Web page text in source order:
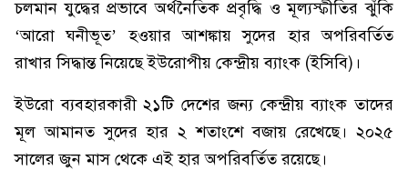
চলমান যুদ্ধের প্রভাবে অর্থনৈতিক প্রবৃদ্ধি ও মূল্যস্ফীতির ঝুঁকি
‘আরো ঘনীভূত’ হওয়ার আশঙ্কায় সুদের হার অপরিবর্তিত
রাখার সিদ্ধান্ত নিয়েছে ইউরোপীয় কেন্দ্রীয় ব্যাংক (ইসিবি)।
ইউরো ব্যবহারকারী ২১টি দেশের জন্য কেন্দ্রীয় ব্যাংক তাদের
মূল আমানত সুদের হার ২ শতাংশে বজায় রেখেছে। ২০২৫
সালের জুন মাস থেকে এই হার অপরিবর্তিত রয়েছে।